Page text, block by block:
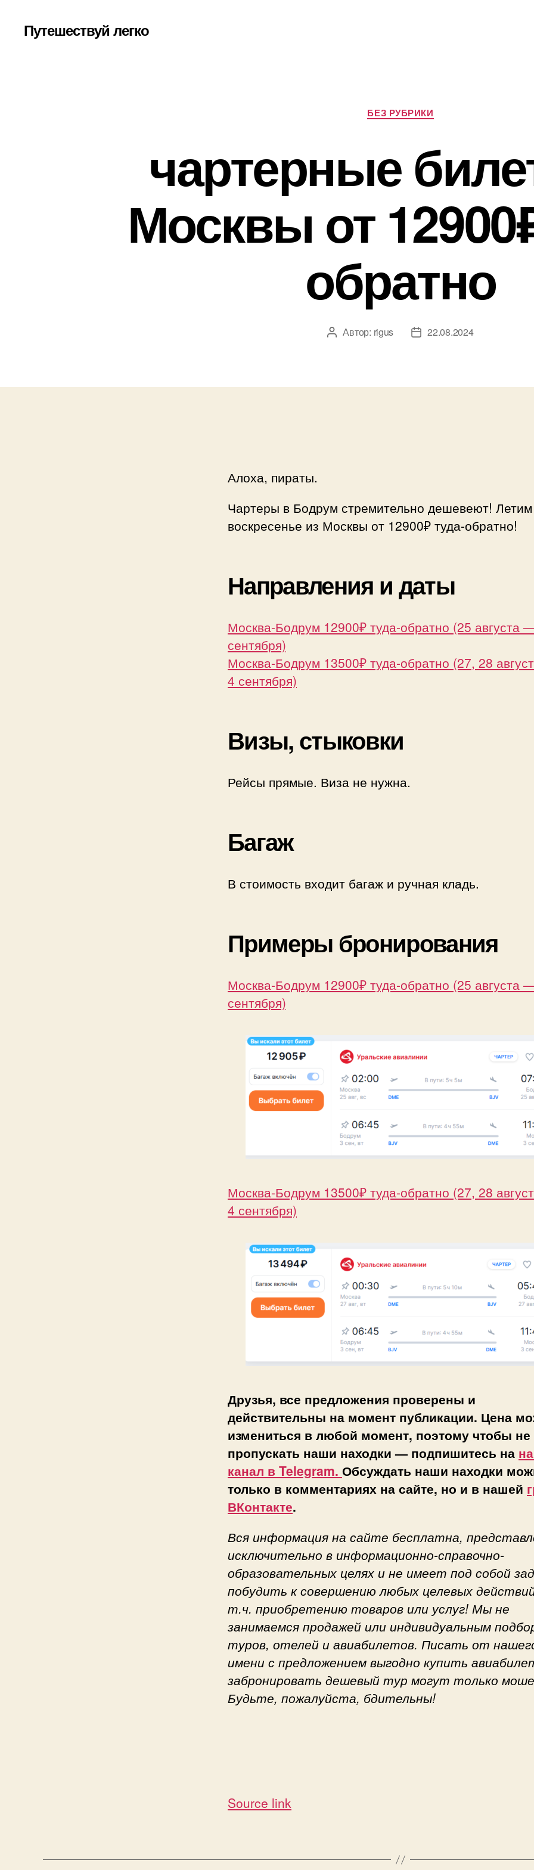
Путешествуй легко
Рубрики
БЕЗ РУБРИКИ
чартерные
Москвы от
обратно
Автор
Автор: rigus
Дата22.08.2024
Алоха, пираты.
Чартеры в Бодрум стремительно дешевеют!
воскресенье из Москвы от 12900₽ туда-обратно!
Направления и даты
Москва-Бодрум 12900₽ туда-обратно (25 августа
сентября)
Москва-Бодрум 13500₽ туда-обратно (27, 28
4 сентября)
Визы, стыковки
Рейсы прямые. Виза не нужна.
Багаж
В стоимость входит багаж и ручная кладь.
Примеры бронирования
Москва-Бодрум 12900₽ туда-обратно (25 августа
сентября)
Москва-Бодрум 13500₽ туда-обратно (27, 28
4 сентября)
Друзья, все предложения проверены и
действительны на момент публикации. Цена
измениться в любой момент, поэтому чтобы не
пропускать наши находки — подпишитесь на
канал в Telegram. Обсуждать наши находки
только в комментариях на сайте, но и в нашей
ВКонтакте.
Вся информация на сайте бесплатна,
исключительно в информационно-справочно-
образовательных целях и не имеет под собой
побудить к совершению любых целевых
т.ч. приобретению товаров или услуг! Мы не
занимаемся продажей или индивидуальным
туров, отелей и авиабилетов. Писать от
имени с предложением выгодно купить
забронировать дешевый тур могут только
Будьте, пожалуйста, бдительны!
Source link